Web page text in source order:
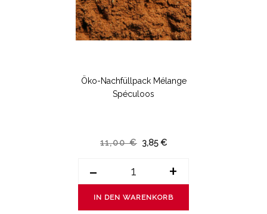
Öko-Nachfüllpack Mélange
Spéculoos
11,00 € 3,85 €
- +
IN DEN WARENKORB